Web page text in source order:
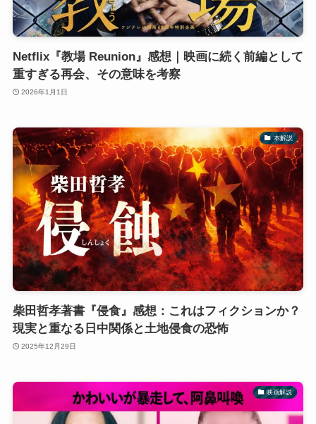
Netflix『教場 Reunion』感想｜映画に続く前編として
重すぎる再会、その意味を考察
2026年1月1日
本解説
柴田哲孝著書『侵食』感想：これはフィクションか？
現実と重なる日中関係と土地侵食の恐怖
2025年12月29日
映画解説